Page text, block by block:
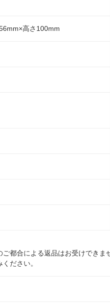
高さ100mm
ご都合による返品はお受けでき
ださい。